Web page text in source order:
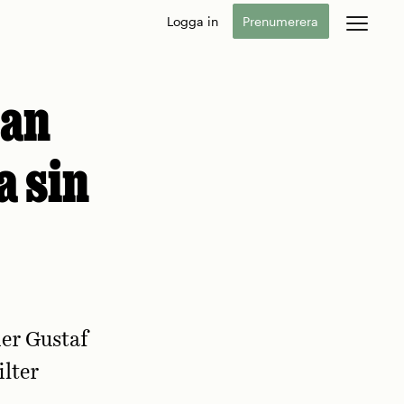
Logga in Prenumerera
sin
Gustaf